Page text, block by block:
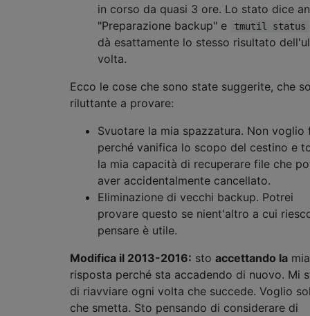
in corso da quasi 3 ore. Lo stato dice
"Preparazione backup" e
tmutil status
dà esattamente lo stesso risultato
volta.
Ecco le cose che sono state suggerite, che
riluttante a provare:
Svuotare la mia spazzatura. Non voglio
perché vanifica lo scopo del cestino e
la mia capacità di recuperare file che
aver accidentalmente cancellato.
Eliminazione di vecchi backup. Potrei
provare questo se nient'altro a cui
pensare è utile.
Modifica il 2013-2016: sto accettando la mia
risposta perché sta accadendo di nuovo. Mi
di riavviare ogni volta che succede. Voglio
che smetta. Sto pensando di considerare di